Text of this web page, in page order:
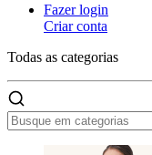
Fazer login
Criar conta
Todas as categorias